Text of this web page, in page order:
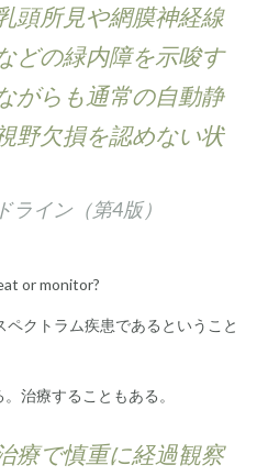
頭所見や網膜神経線
どの緑内障を示唆す
がらも通常の自動静
野欠損を認めない状
ライン（第4版）
or monitor?
クトラム疾患であるということ
治療することもある。
療で慎重に経過観察